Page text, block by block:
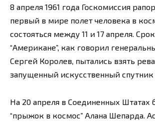
8 апреля 1961 года Госкомиссия
первый в мире полет человека в
состояться между 11 и 17 апреля.
“Американе”, как говорил
Сергей Королев, пытались взять
запущенный искусственный спутник
На 20 апреля в Соединенных Штатах
“прыжок в космос” Алана Шепарда.